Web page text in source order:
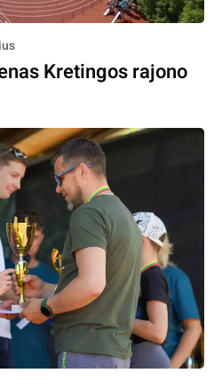
Kretingos rajono